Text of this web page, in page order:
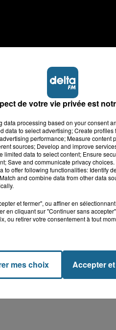
choix.
l'actuel petit ami de la
de votre vie privée est
data processing based on your consent
data to select advertising; Create
performance; Measure content
sources; Develop and improve
data to select content; Ensure
Save and communicate privacy
to offer following functionalities: Identify
and combine data from other data
et fermer", ou affiner en
en cliquant sur "Continuer sans
ou retirer votre consentement à tout
mes choix Accepter